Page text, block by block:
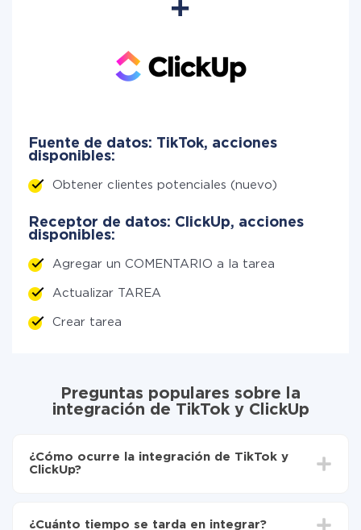
Fuente de datos: TikTok, acciones
disponibles:
Obtener clientes potenciales (nuevo)
Receptor de datos: ClickUp, acciones
disponibles:
Agregar un COMENTARIO a la tarea
Actualizar TAREA
Crear tarea
Preguntas populares sobre la
integración de TikTok y ClickUp
¿Cómo ocurre la integración de TikTok y
ClickUp?
¿Cuánto tiempo se tarda en integrar?